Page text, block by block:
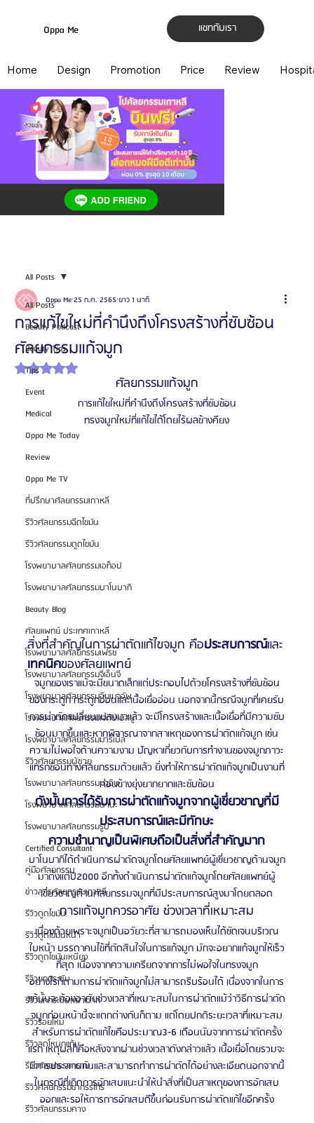
แชทกับเรา
Oppa Me
Home Design Promotion Price Review
All Posts
Beauty Podcast
Beauty Tips
Tips
Event
Medical
Oppa Me Today
Review
Oppa Me TV
ที่ปรึกษาศัลยกรรมเกาหลี
รีวิวศัลยกรรมฉีดไขมัน
รีวิวศัลยกรรมดูดไขมัน
โรงพยาบาลศัลยกรรมเอท็อป
โรงพยาบาลศัลยกรรมบาโนบากิ
Beauty Blog
ศัลยแพทย์ ประเทศเกาหลี
โรงพยาบาลศัลยกรรมเฟรช
โรงพยาบาลศัลยกรรมจีเอ็นจี
โรงพยาบาลศัลยกรรมอิมเมจอัพ
โรงพยาบาลศัลยกรรมเจดับเบิลยู
โรงพยาบาลศัลยกรรมมาร์เบิ้ล
รีวิวศัลยกรรมผู้ชาย
โรงพยาบาลศัลยกรรมมาอิน
โรงพยาบาลศัลยกรรมนานะ
โรงพยาบาลศัลยกรรมรูบี
Certified Consultant
คู่มือศัลยกรรม
ข่าวสารศัลยกรรมเกาหลี
รีวิวดูดไขมัน
รีวิวดูดไขมันหน้า
รีวิวดูดไขมันเหนียง
รีวิวยกกระชับ
รีวิวยกกระชับหน้าผาก
รีวิวร้อยไหม
รีวิวลดโหนกแก้ม
รีวิวศัลยกรรมกราม
รีวิวศัลยกรรมขากรรไกร
รีวิวศัลยกรรมคาง
All Posts
การแก้ไขใหม่ที่คำนึงถึงโครงสร้างที่ซับซ้อน
ศัลยกรรมแก้จมูก
Oppa Me25 ก.ค. 2565 ยาว 1 นาที
ได้รับ NaN เต็ม 5 ดาว
ศัลยกรรมแก้จมูก
การแก้ไขใหม่ที่คำนึงถึงโครงสร้างที่ซับซ้อน
ทรงจมูกใหม่ที่แก้ไขได้โดยไร้ผลข้างคียง
สิ่งที่สำคัญในการผ่าตัดแก้ไขจมูก คือประสบการณ์และ
เทคนิคของศัลยแพทย์
จมูกของเราแม้จะมีขนาดเล็กแต่ประกอบไปด้วยโครงสร้างที่ซับซ้อน
ของกระดูก กระดูกอ่อนและเนื้อเยื่ออ่อน นอกจากนี้กรณีจมูกที่เคยรับ
การผ่าตัดแปลี่ยนแปลงมาแล้ว จะมีโครงสร้างและเนื้อเยื่อที่มีความซับ
ซ้อนมากขึ้นและหากพิจารณาจากสาเหตุของการผ่าตัดแก้จมูก เช่น
ความไม่พอใจด้านความงาม ปัญหาเกี่ยวกับการทำงานของจมูกภาวะ
แทรกซ้อนทางศัลยกรรมด้วยแล้ว ยิ่งทำให้การผ่าตัดแก้จมูกเป็นงานที่
ค่อนข้างยุ่งยากยากและซับซ้อน
ดังนั้นการได้รับการผ่าตัดแก้จมูกจากผู้เชี่ยวชาญที่มี
ประสบการณ์และมีทักษะ
ความชำนาญเป็นพิเศษถือเป็นสิ่งที่สำคัญมาก
บาโนบากิได้ดำเนินการผ่าตัดจมูกโดยศัลยแพทย์ผู้เชี่ยวชาญด้านจมูก
มาตั้งแต่ปี2000 อีกทั้งดำเนินการผ่าตัดแก้จมูกโดยศัลยแพทย์ผู้
เชี่ยวชาญด้านศัลยกรรมจมูกที่มีประสบการณ์สูงมาโดยตลอด
การแก้จมูกควรอาศัย ช่วงเวลาที่เหมาะสม
เนื่องด้วยเพราะจมูกเป็นอวัยวะที่สามารถมองเห็นได้ชัดเจนบริเวณ
ใบหน้า บรรดาคนไข้ที่ตัดสินใจในการแก้จมูก มักจะอยากแก้จมูกให้เร็ว
ที่สุด เนื่องจากความเครียดจากการไม่พอใจในทรงจมูก
อย่างไรก็ตามการผ่าตัดแก้จมูกไม่สามารถรีบร้อนได้ เนื่องจากในการ
แก้นั้นจะต้องอาศัยช่วงเวลาที่เหมาะสมในการผ่าตัดแม้ว่าวิธีการผ่าตัด
จมูกก่อนหน้านี้จะแตกต่างกันก็ตาม แต่โดยปกติระยะเวลาที่เหมาะสม
สำหรับการผ่าตัดแก้ไขคือประมาณ3-6 เดือนนับจากการผ่าตัดครั้ง
แรก เหตุผลก็คือหลังจากผ่านช่วงเวลาดังกล่าวแล้ว เนื้อเยื่อโดยรวมจะ
มีการประสานกันและสามารถทำการผ่าตัดได้อย่างละเอียดนอกจากนี้
ในกรณีที่เกิดการอักเสบแนะนำให้นำสิ่งที่เป็นสาเหตุของการอักเสบ
ออกและรอให้การการอักเสบดีขึ้นก่อนรับการผ่าตัดแก้ไขอีกครั้ง